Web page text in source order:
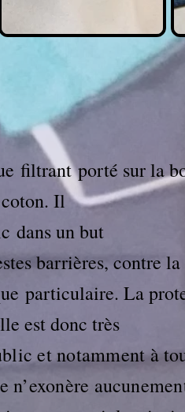
filtrantporté sur la
coton. Il
dans un but
barrières, contre la
particulaire. La
est donc très
et notamment à
n’exonère